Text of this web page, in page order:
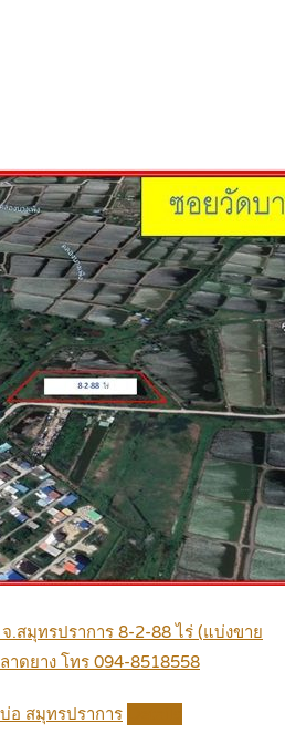
.สมุทรปราการ 8-2-88 ไร่ (แบ่งขาย
าดยาง โทร 094-8518558
อ สมุทรปราการ